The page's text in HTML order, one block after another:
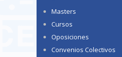
Masters
Cursos
Oposiciones
Convenios Colectivos